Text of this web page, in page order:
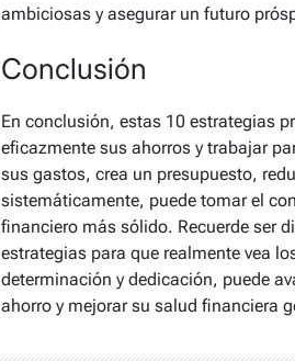
ambiciosas y asegurar un futuro
Conclusión
En conclusión, estas 10 estrategias
eficazmente sus ahorros y trabajar
sus gastos, crea un presupuesto,
sistemáticamente, puede tomar el
financiero más sólido. Recuerde ser
estrategias para que realmente vea
determinación y dedicación, puede
ahorro y mejorar su salud financiera